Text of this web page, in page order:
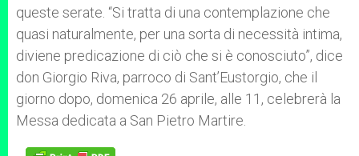
queste serate. “Si tratta di una contemplazione che
quasi naturalmente, per una sorta di necessità intima,
diviene predicazione di ciò che si è conosciuto”, dice
don Giorgio Riva, parroco di Sant’Eustorgio, che il
giorno dopo, domenica 26 aprile, alle 11, celebrerà la
Messa dedicata a San Pietro Martire.